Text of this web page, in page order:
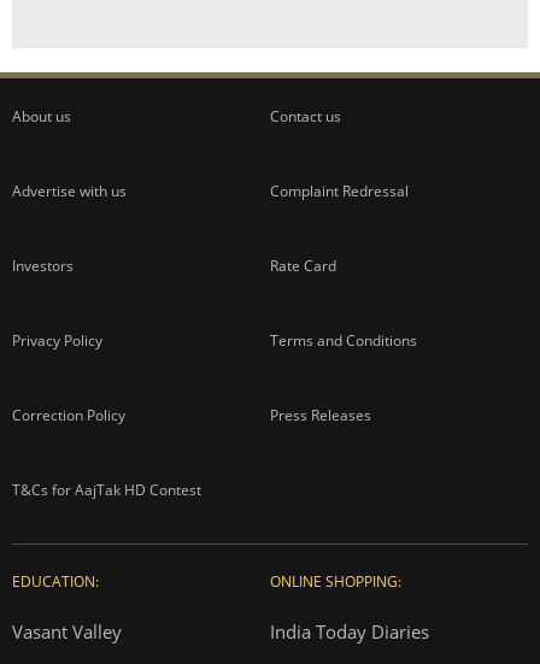
About us Contact us
Advertise with us Complaint Redressal
Investors Rate Card
Privacy Policy Terms and Conditions
Correction Policy Press Releases
T&Cs for AajTak HD Contest
EDUCATION:
Vasant Valley
ONLINE SHOPPING:
India Today Diaries